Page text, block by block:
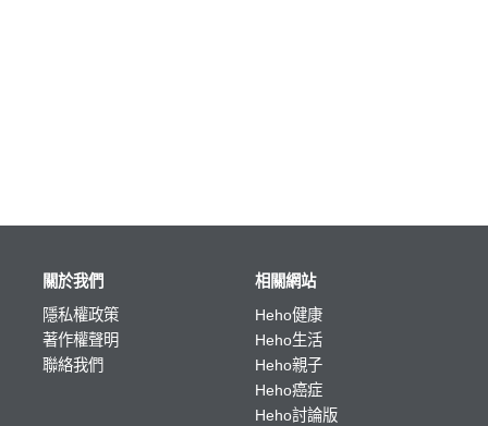
關於我們
隱私權政策
著作權聲明
聯絡我們
相關網站
Heho健康
Heho生活
Heho親子
Heho癌症
Heho討論版